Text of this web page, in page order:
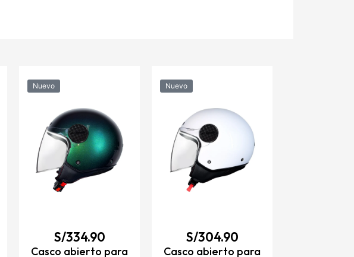
Nuevo
S/334.90
Casco abierto para
Nuevo
S/304.90
Casco abierto para